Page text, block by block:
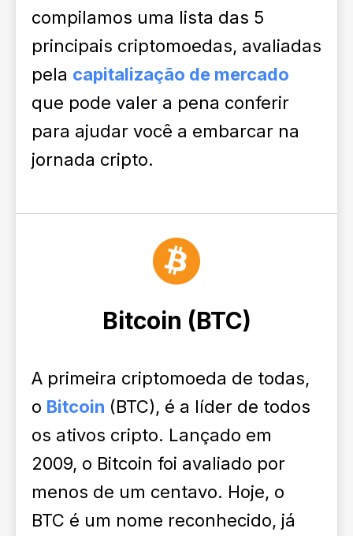
compilamos uma lista das 5
principais criptomoedas, avaliadas
pela capitalização de mercado
que pode valer a pena conferir
para ajudar você a embarcar na
jornada cripto.
Bitcoin (BTC)
A primeira criptomoeda de todas,
o Bitcoin (BTC), é a líder de todos
os ativos cripto. Lançado em
2009, o Bitcoin foi avaliado por
menos de um centavo. Hoje, o
BTC é um nome reconhecido, já